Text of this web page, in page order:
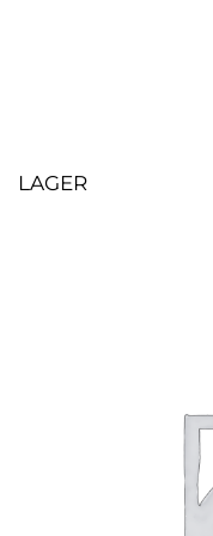
LAGER